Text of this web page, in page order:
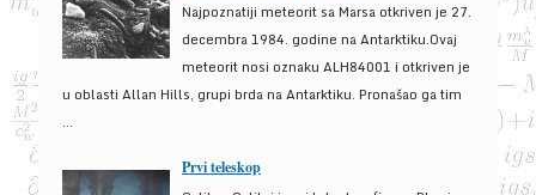
Najpoznatiji meteorit sa Marsa otkriven je 27.
decembra 1984. godine na Antarktiku.Ovaj
meteorit nosi oznaku ALH84001 i otkriven je
u oblasti Allan Hills, grupi brda na Antarktiku. Pronašao ga tim
...
Prvi teleskop